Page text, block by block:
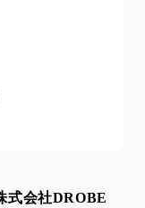
式会社DROBE